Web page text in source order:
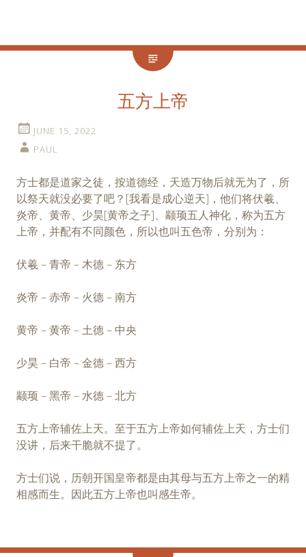
五方上帝
JUNE 15, 2022
PAUL
方士都是道家之徒，按道德经，天造万物后就无为了，所
以祭天就没必要了吧？[我看是成心逆天]，他们将伏羲、
炎帝、黄帝、少昊[黄帝之子]、颛顼五人神化，称为五方
上帝，并配有不同颜色，所以也叫五色帝，分别为：
伏羲 – 青帝 – 木德 – 东方
炎帝 – 赤帝 – 火德 – 南方
黄帝 – 黄帝 – 土德 – 中央
少昊 – 白帝 – 金德 – 西方
颛顼 – 黑帝 – 水德 – 北方
五方上帝辅佐上天。至于五方上帝如何辅佐上天，方士们
没讲，后来干脆就不提了。
方士们说，历朝开国皇帝都是由其母与五方上帝之一的精
相感而生。因此五方上帝也叫感生帝。